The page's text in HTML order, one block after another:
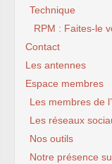
Technique
RPM : Faites-le
Contact
Les antennes
Espace membres
Les membres de
Les réseaux
Nos outils
Notre présence